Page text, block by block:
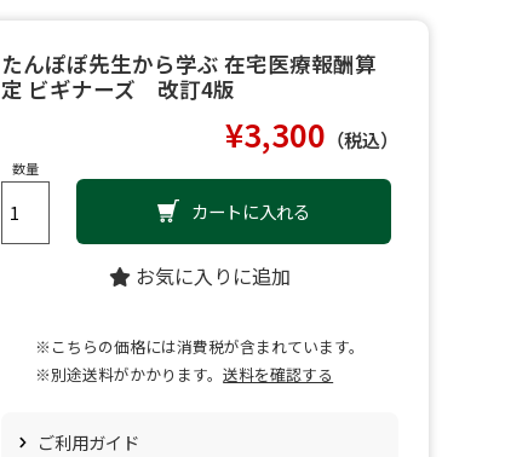
たんぽぽ先生から学ぶ 在宅医療報酬算
定 ビギナーズ 改訂4版
¥3,300 （税込）
数量
カートに入れる
お気に入りに追加
※こちらの価格には消費税が含まれています。
※別途送料がかかります。送料を確認する
ご利用ガイド